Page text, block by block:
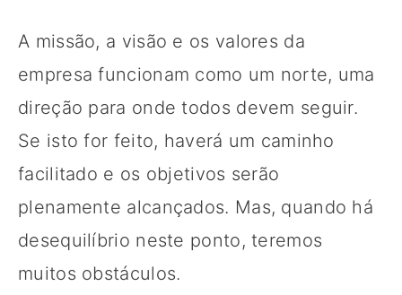
A missão, a visão e os valores da
empresa funcionam como um norte, uma
direção para onde todos devem seguir.
Se isto for feito, haverá um caminho
facilitado e os objetivos serão
plenamente alcançados. Mas, quando há
desequilíbrio neste ponto, teremos
muitos obstáculos.